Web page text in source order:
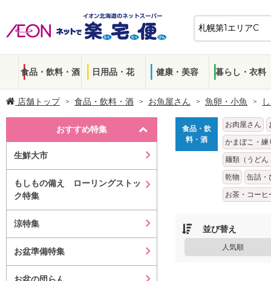
食品・飲料・酒 日用品・花 健康・美容 暮らし・衣料
店舗トップ 食品・飲料・酒 お魚屋さん 魚卵・小魚
おすすめ特集
生鮮大市
もしもの備え ローリングストッ
ク特集
涼特集
お盆準備特集
食品・飲
料・酒
お肉屋さん
かまぼこ・練
麺類（うどん
乾物
缶詰・
お茶・コー
並び替え
人気順